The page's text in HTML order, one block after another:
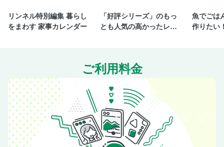
豚肉とブロッコリーのマスタードしょうゆ炒め
塩分控えめしょうが焼き
ダブルにんにくの豚ヒレステーキ
具だくさん豚みそチゲ
豚キムチ蒸し
豚バラの焼き肉風
なす豚キムチマヨたまのっけ
カリッとちびキムチ餃子
リンネル特別編集 暮らし
をまわす 家事カレンダー
「好評シリーズ」のもっ
とも人気の高かったレシ
魚でごは
作りたい
ご利用料金